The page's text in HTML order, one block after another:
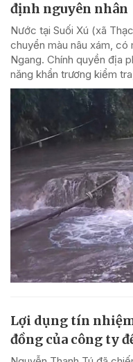
định nguyên nhân
Nước tại Suối Xú (xã
chuyển màu nâu xám, có
Ngang. Chính quyền địa
năng khẩn trương kiểm
Lợi dụng tín
đồng của công ty